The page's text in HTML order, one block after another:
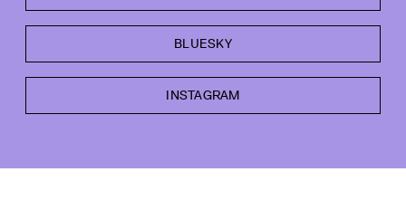
BLUESKY
INSTAGRAM